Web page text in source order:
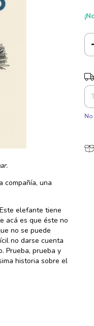
compañía, una
elefante tiene
acá es que éste no
no se puede
no darse cuenta
Prueba, prueba y
historia sobre el